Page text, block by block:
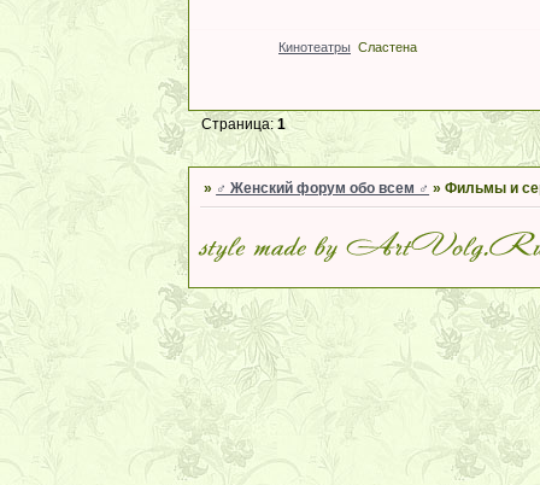
Кинотеатры Сластена
Страница:1
» ♂ Женский форум обо всем ♂ »Фильмы и